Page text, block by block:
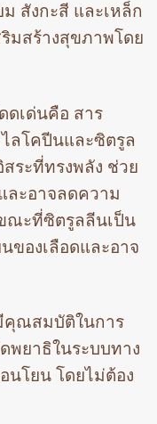
สังกะสี และเหล็ก
มสร้างสุขภาพโดย
ดเด่นคือ สาร
ลโคปีนและซิตรูล
ระที่ทรงพลัง ช่วย
ละอาจลดความ
ขณะที่ซิตรูลลีนเป็น
ของเลือดและอาจ
คุณสมบัติในการ
พยาธิในระบบทาง
นโยน โดยไม่ต้อง